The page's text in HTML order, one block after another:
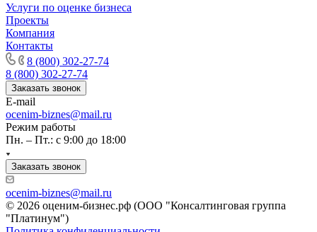
Услуги по оценке бизнеса
Проекты
Компания
Контакты
8 (800) 302-27-74
8 (800) 302-27-74
Заказать звонок
E-mail
ocenim-biznes@mail.ru
Режим работы
Пн. – Пт.: с 9:00 до 18:00
Заказать звонок
ocenim-biznes@mail.ru
© 2026 оценим-бизнес.рф (ООО "Консалтинговая группа
"Платинум")
Касли
Каспийск
Кашира
Кемерово
Керчь
Кизляр
Кимры
Кингисепп
Кинель
Кинешма
Киржач
Кириши
Киров
Кировск